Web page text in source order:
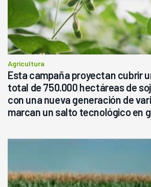
Agricultura
Esta campaña proyectan cubrir
total de 750.000 hectáreas de
con una nueva generación de
marcan un salto tecnológico en